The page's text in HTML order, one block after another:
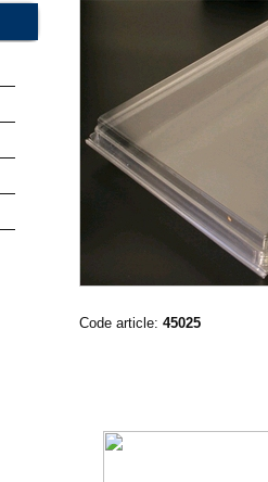
Code article: 45025